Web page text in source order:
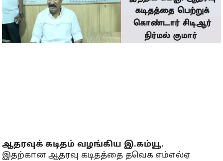
ஆதரவுக் கடிதம் வழங்கிய இ.கம்யூ.
இதற்கான ஆதரவு கடிதத்தை தவெக எம்எல்ஏ